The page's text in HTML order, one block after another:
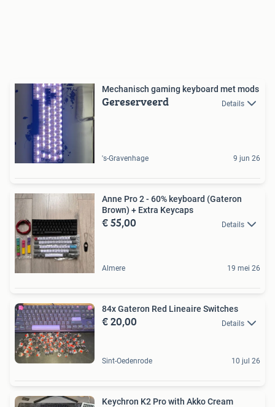
Mechanisch gaming keyboard met mods
Gereserveerd Details
's-Gravenhage 9 jun 26
Anne Pro 2 - 60% keyboard (Gateron
Brown) + Extra Keycaps
€ 55,00 Details
Almere 19 mei 26
84x Gateron Red Lineaire Switches
€ 20,00 Details
Sint-Oedenrode 10 jul 26
Keychron K2 Pro with Akko Cream